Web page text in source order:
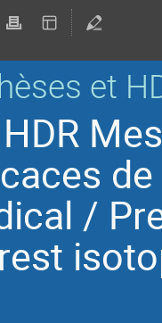
et
/